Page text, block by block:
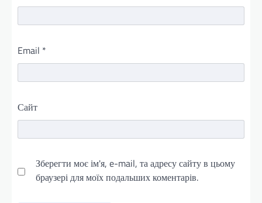
Email *
Сайт
Зберегти моє ім'я, e-mail, та адресу сайту в цьому
браузері для моїх подальших коментарів.